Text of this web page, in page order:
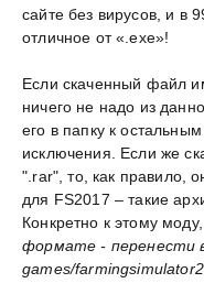
сайте без вирусов, и в
отличное от «.exe»!
Если скаченный файл
ничего не надо из
его в папку к
исключения. Если же
".rar", то, как правило,
для FS2017 – такие
Конкретно к этому
формате - перенести
games/